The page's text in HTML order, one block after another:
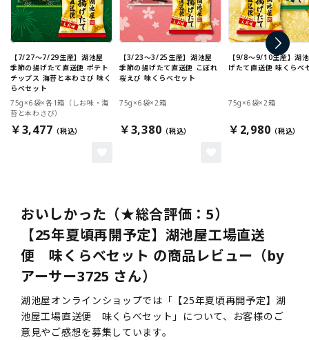
【7/27～7/29生産】湖池屋
季節の揚げたて直送便 ポテト
チップス 海苔と本わさび 味く
らべセット
75g×6袋×各1箱（しお味・海
苔と本わさび）
￥3,477
【3/23～3/25生産】湖池屋
季節の揚げたて直送便 こぼれ
桜えび 味くらべセット
75g×6袋×2箱
￥3,380
【9/8～9/10生産】湖
げたて直送便 味くらべ
75g×6袋×2箱
￥2,980
おいしかった（★総合評価：5）
【25年夏頃再開予定】湖池屋工場直送
便 味くらべセット の商品レビュー（by
アーサー3725 さん）
湖池屋オンラインショップでは「【25年夏頃再開予定】湖
池屋工場直送便 味くらべセット」について、お客様のご
意見やご感想を募集しています。